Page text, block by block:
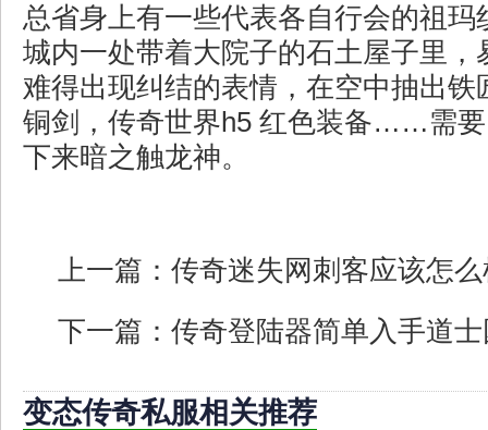
总省身上有一些代表各自行会的祖玛
城内一处带着大院子的石土屋子里，
难得出现纠结的表情，在空中抽出铁
铜剑，传奇世界h5 红色装备……需
下来暗之触龙神。
上一篇： 传奇迷失网刺客应该怎
下一篇： 传奇登陆器简单入手道
变态传奇私服相关推荐